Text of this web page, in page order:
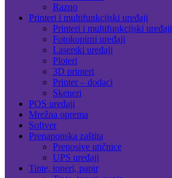
Razno
Printeri i multifunkcijski uređaji
Printeri i multifunkcijski uređaji
Fotokopirni uređaji
Laserski uređaji
Ploteri
3D printeri
Printer – dodaci
Skeneri
POS uređaji
Mrežna oprema
Softver
Prenaponska zaštita
Prenosive utičnice
UPS uređaji
Tinte, toneri, papir